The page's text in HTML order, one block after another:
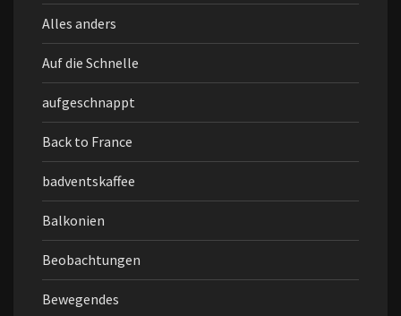
Alles anders
Auf die Schnelle
aufgeschnappt
Back to France
badventskaffee
Balkonien
Beobachtungen
Bewegendes